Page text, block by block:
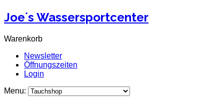
Joe´s Wassersportcenter
Warenkorb
Newsletter
Öffnungszeiten
Login
Menu: